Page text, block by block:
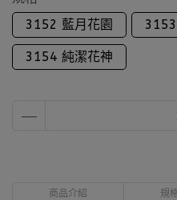
3152 藍月花園
3154 純潔花神
商品介紹 規